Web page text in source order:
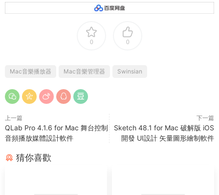
0 0
Mac音樂播放器 Mac音樂管理器 Swinsian
上一篇
QLab Pro 4.1.6 for Mac 舞台控制
音頻播放媒體設計軟件
下一篇
Sketch 48.1 for Mac 破解版 iOS
開發 UI設計 矢量圖形繪制軟件
猜你喜歡